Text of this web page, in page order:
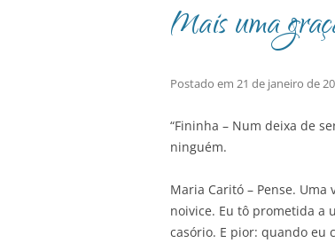
Mais uma
Postado em 21 de janeiro de
“Fininha – Num deixa de
ninguém.
Maria Caritó – Pense.
noivice. Eu tô prometida a
casório. E pior: quando eu